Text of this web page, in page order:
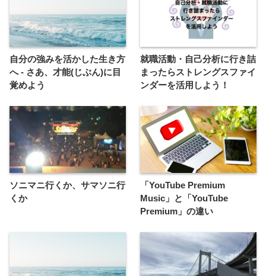
自分の強みを活かした生き方
へ - さあ、才能(じぶん)に目
覚めよう
就職活動・自己分析に行き詰
まったらストレングスファイ
ンダーを活用しよう！
ソニマニ行くか、サマソニ行
くか
「YouTube Premium
Music」と「YouTube
Premium」の違い